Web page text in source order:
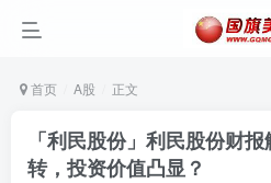
首页 A股 正文
「利民股份」利民股份财
转，投资价值凸显？